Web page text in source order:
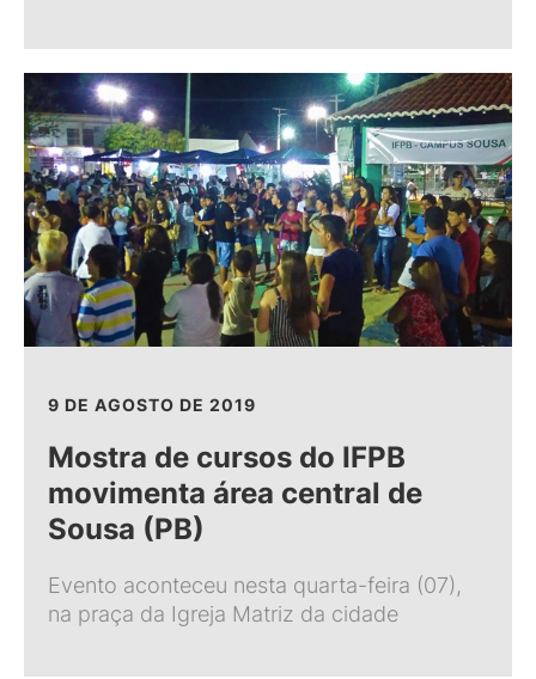
9 DE AGOSTO DE 2019
Mostra de cursos do IFPB
movimenta área central de
Sousa (PB)
Evento aconteceu nesta quarta-feira (07),
na praça da Igreja Matriz da cidade